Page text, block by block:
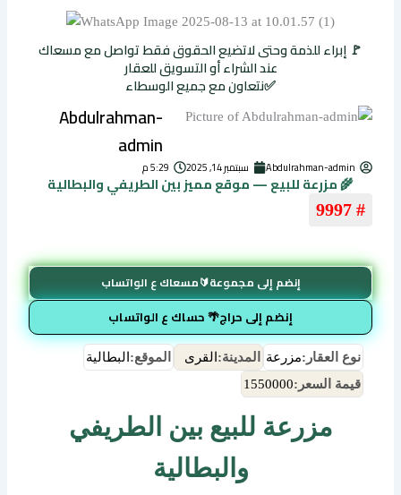
🚩 إبراء للذمة وحتى لاتضيع الحقوق فقط تواصل مع مسعاك
عند الشراء أو التسويق للعقار
✅نتعاون مع جميع الوسطاء
Abdulrahman-
admin
Abdulrahman-admin سبتمبر 14, 2025 5:29 م
🌾 مزرعة للبيع — موقع مميز بين الطريفي والبطالية
# 9997
إنضم إلى مجموعة🔰مسعاك ع الواتساب
إنضم إلى حراج🌴 حساك ع الواتساب
نوع العقار:مزرعة المدينة: القرى الموقع: البطالية
قيمة السعر:1550000
مزرعة للبيع بين الطريفي
والبطالية